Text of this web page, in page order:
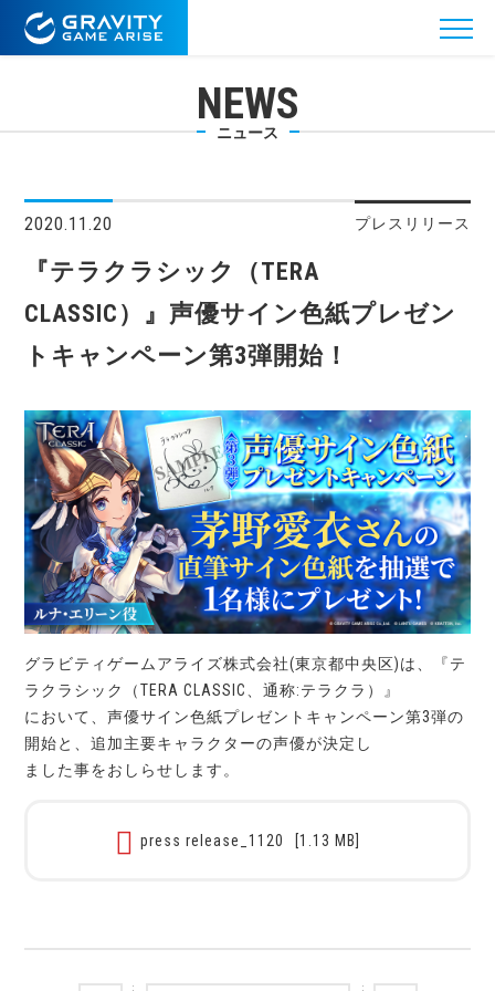
NEWS
ニュース
2020.11.20 プレスリリース
『テラクラシック（TERA
CLASSIC）』声優サイン色紙プレゼン
トキャンペーン第3弾開始！
グラビティゲームアライズ株式会社(東京都中央区)は、『テ
ラクラシック（TERA CLASSIC、通称:テラクラ）』
において、声優サイン色紙プレゼントキャンペーン第3弾の
開始と、追加主要キャラクターの声優が決定し
ました事をおしらせします。
press release_1120 [1.13 MB]